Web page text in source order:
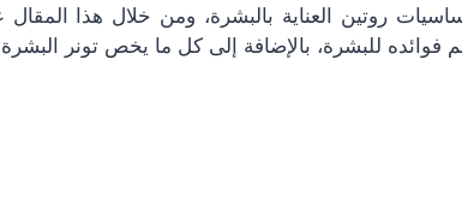
روتين العناية بالبشرة، ومن خلال هذا
للبشرة، بالإضافة إلى كل ما يخص تونر البشرة